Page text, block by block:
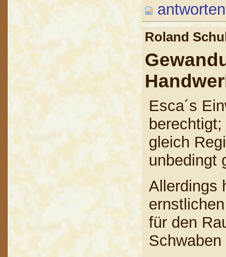
antworten
Roland
Esca´s
gleich
unbedingt
Allerdings
für den